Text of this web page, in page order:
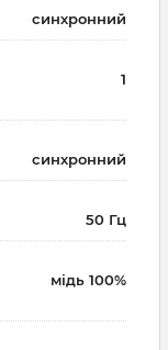
синхронний
1
синхронний
50 Гц
мідь 100%